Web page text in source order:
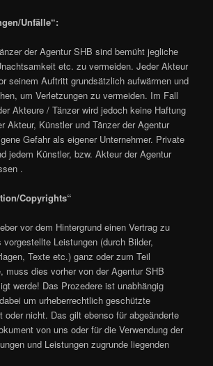
Unfälle“:
der Agentur SHB sind bemüht jegliche
etc. zu vermeiden. Jeder Akteur
seinem Auftritt grundsätzlich aufwärmen und
um Verletzungen zu vermeiden. Im Fall
Akteure / Tänzer wird jedoch keine Haftung
Akteur, Künstler und Tänzer der Agentur
Gefahr als eigener Unternehmer. Private
jedem Künstler, bzw. Akteur der Agentur
.
Copyrights“
vor dem Hintergrund einen Vertrag zu
Leistungen (durch Bilder,
Texte etc.) ganz oder zum Teil
muss dies vorher von der Agentur SHB
werde! Das Prozedere ist unabhängig
um urheberrechtlich geschützte
oder nicht. Das gilt ebenso für abgeänderte
von uns oder für die Verwendung der
und Leistungen zugrunde liegenden